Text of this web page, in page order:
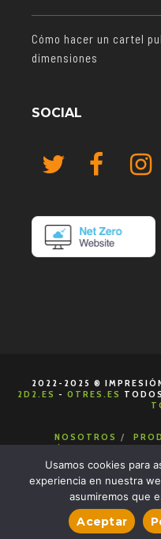
Cómo hacer un cartel
dimensiones
SOCIAL
2022-2025 ®
2D2.ES - 0TRES.ES
NOSOTROS
POLÍTICA DE COOKIES
CONDICIONES
Usamos cookies para
experiencia en nuestra
asumiremos que
Aceptar